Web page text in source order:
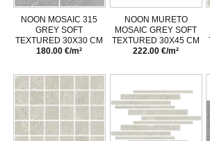
NOON MOSAIC 315
GREY SOFT
TEXTURED 30X30 CM
180.00 €/m²
NOON MURETO
MOSAIC GREY SOFT
TEXTURED 30X45 CM
222.00 €/m²